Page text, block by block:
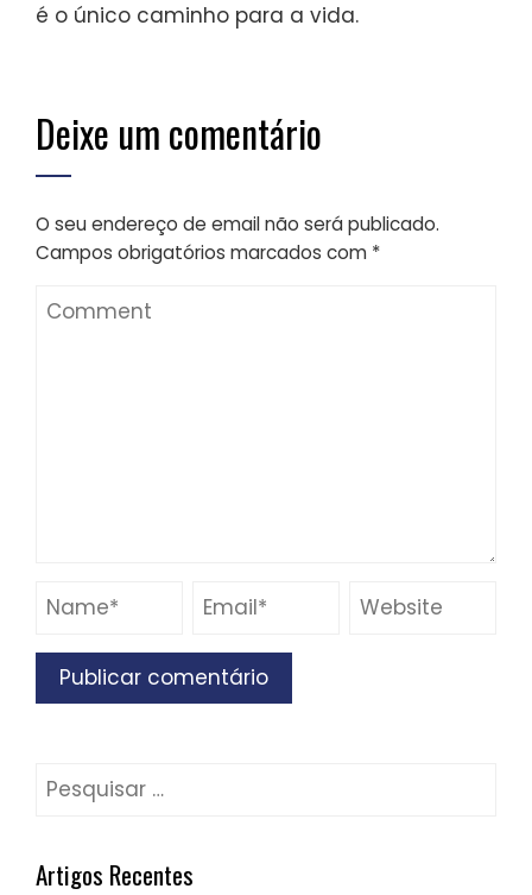
é o único caminho para a vida.
Deixe um comentário
O seu endereço de email não será publicado.
Campos obrigatórios marcados com *
Pesquisar
Artigos Recentes